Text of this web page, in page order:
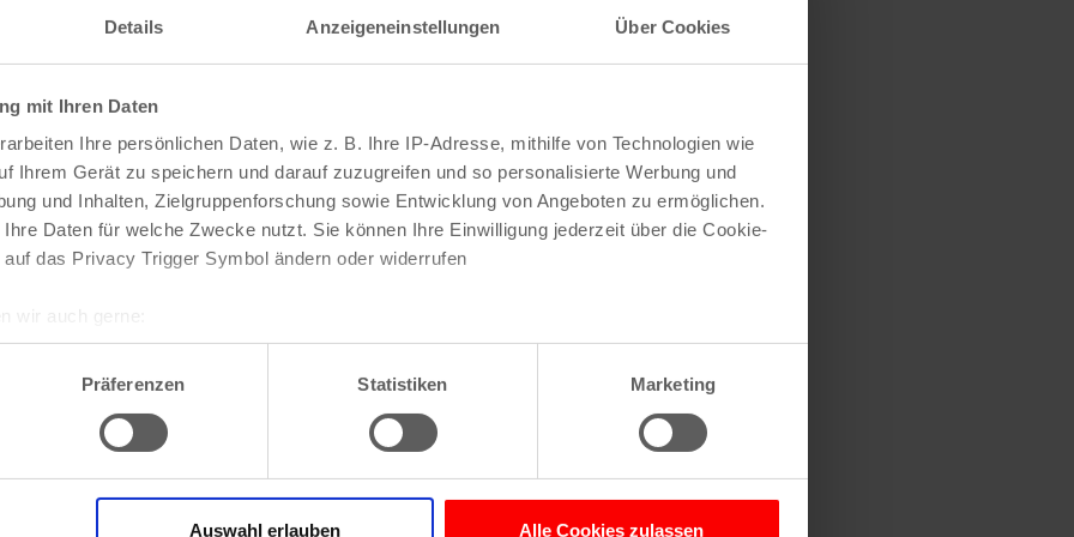
Details Anzeigeneinstellungen Über Cookies
mit Ihren Daten
Ihre persönlichen Daten, wie z. B. Ihre IP-Adresse, mithilfe von Technologien wie
Ihrem Gerät zu speichern und darauf zuzugreifen und so personalisierte Werbung und
und Inhalten, Zielgruppenforschung sowie Entwicklung von Angeboten zu ermöglichen.
Daten für welche Zwecke nutzt. Sie können Ihre Einwilligung jederzeit über die Cookie-
das Privacy Trigger Symbol ändern oder widerrufen
geografische Lage erfassen, welche bis auf einige Meter genau sein können
Scannen nach bestimmten Merkmalen (Fingerprinting) identifizieren
Ihre persönlichen Daten verarbeitet werden, und legen Sie Ihre Präferenzen imAbschnitt
und Anzeigen zu personalisieren, Funktionen für soziale Medien anbieten zu können
zu analysieren. Außerdem geben wir Informationen zu Ihrer Verwendung unserer
Präferenzen Statistiken Marketing
Auswahl erlauben Alle Cookies zulassen
Zur Website
Fr – Mo: 12 – 15 Uhr und 18 – 22 Uhr
in Köln
Die Übersicht